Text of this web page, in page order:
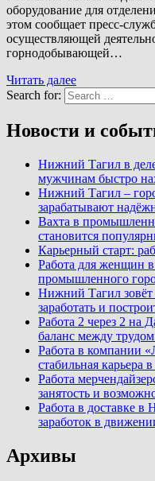
оборудование для
этом сообщает пресс-
осуществляющей
горнодобывающей…
Читать далее
Search for:
Новости и
Нижний Тагил в
мужчинам быстро
Нижний Тагил –
зарабатывают
Вахта в
становится
Карьерный старт:
Работа для женщин
промышленного
Нижний Тагил зовёт
заработать и
Работа 2 через 2 на
баланс между
Работа в компании
стабильная карьера
Работа
занятость и
Работа в доставке
заработок в
Архивы